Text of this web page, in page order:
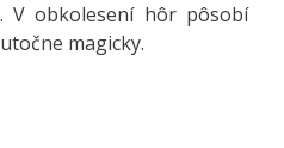
V obkolesení hôr pôsobí
magicky.